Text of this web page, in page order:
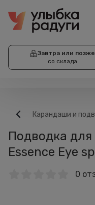
Завтра или позже
со склада
Карандаши и
Подводка для
Essence Eye
0